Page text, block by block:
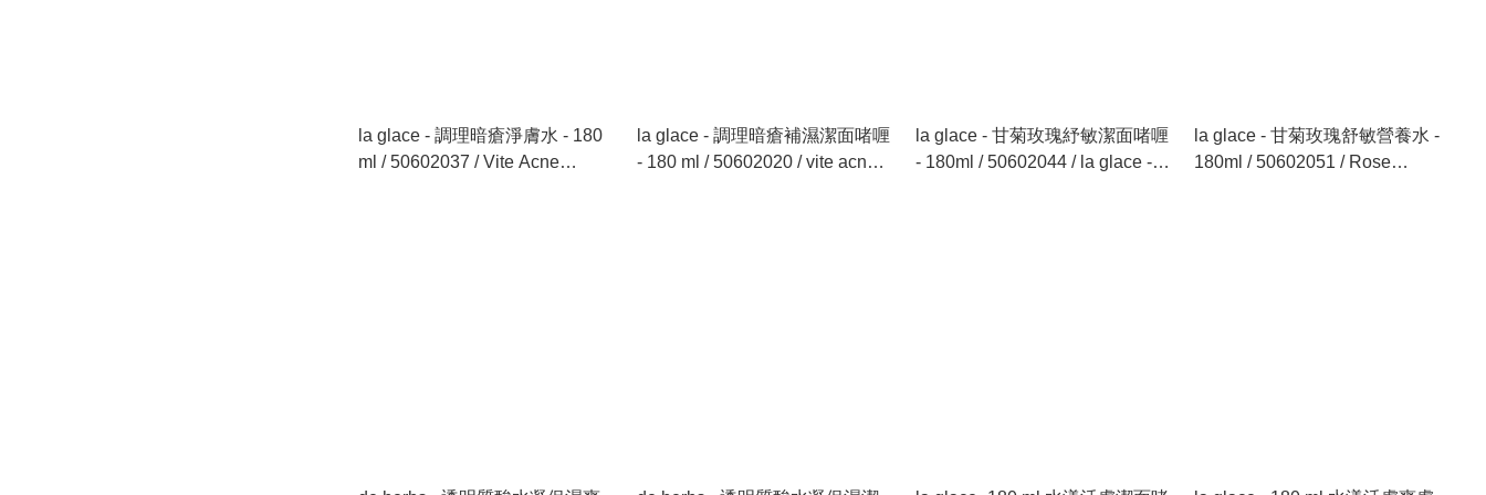
la glace - 調理暗瘡淨膚水 - 180
ml / 50602037 / Vite Acne
la glace - 調理暗瘡補濕潔面啫喱
- 180 ml / 50602020 / vite acne
la glace - 甘菊玫瑰紓敏潔面啫喱
- 180ml / 50602044 / la glace -
la glace - 甘菊玫瑰舒敏營養水 -
180ml / 50602051 / Rose